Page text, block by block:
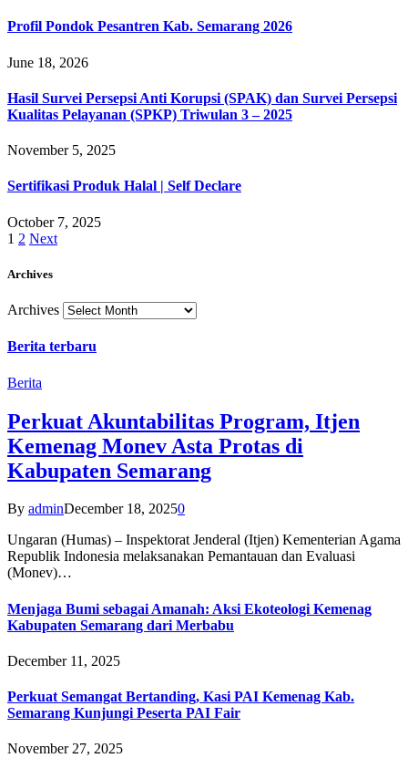
Profil Pondok Pesantren Kab. Semarang 2026
June 18, 2026
Hasil Survei Persepsi Anti Korupsi (SPAK) dan Survei Persepsi
Kualitas Pelayanan (SPKP) Triwulan 3 – 2025
November 5, 2025
Sertifikasi Produk Halal | Self Declare
October 7, 2025
1 2 Next
Archives
Archives
Berita terbaru
Berita
Perkuat Akuntabilitas Program, Itjen
Kemenag Monev Asta Protas di
Kabupaten Semarang
By adminDecember 18, 20250
Ungaran (Humas) – Inspektorat Jenderal (Itjen) Kementerian Agama
Republik Indonesia melaksanakan Pemantauan dan Evaluasi
(Monev)…
Menjaga Bumi sebagai Amanah: Aksi Ekoteologi Kemenag
Kabupaten Semarang dari Merbabu
December 11, 2025
Perkuat Semangat Bertanding, Kasi PAI Kemenag Kab.
Semarang Kunjungi Peserta PAI Fair
November 27, 2025